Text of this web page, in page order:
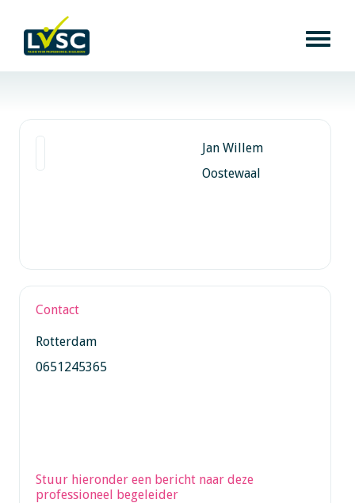
Jan Willem
Oostewaal
Contact
Rotterdam
0651245365
Stuur hieronder een bericht naar deze
professioneel begeleider